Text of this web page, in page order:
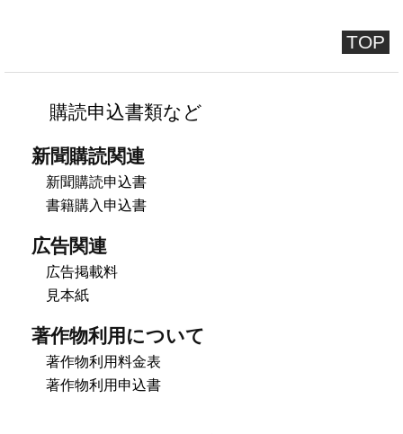
TOP
購読申込書類など
新聞購読関連
新聞購読申込書
書籍購入申込書
広告関連
広告掲載料
見本紙
著作物利用について
著作物利用料金表
著作物利用申込書